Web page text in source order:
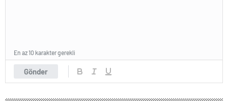
Gönder
En az 10 karakter gerekli